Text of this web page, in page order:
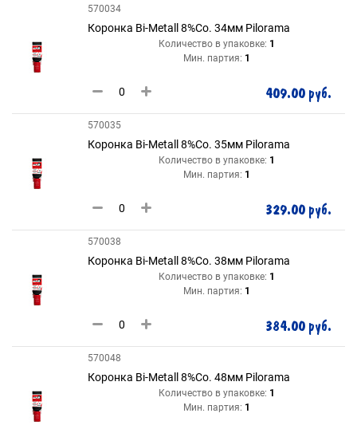
570034
Коронка Bi-Metall 8%Co. 34мм Pilorama
Количество в упаковке: 1
Мин. партия: 1
409.00 руб.
570035
Коронка Bi-Metall 8%Co. 35мм Pilorama
Количество в упаковке: 1
Мин. партия: 1
329.00 руб.
570038
Коронка Bi-Metall 8%Co. 38мм Pilorama
Количество в упаковке: 1
Мин. партия: 1
384.00 руб.
570048
Коронка Bi-Metall 8%Co. 48мм Pilorama
Количество в упаковке: 1
Мин. партия: 1